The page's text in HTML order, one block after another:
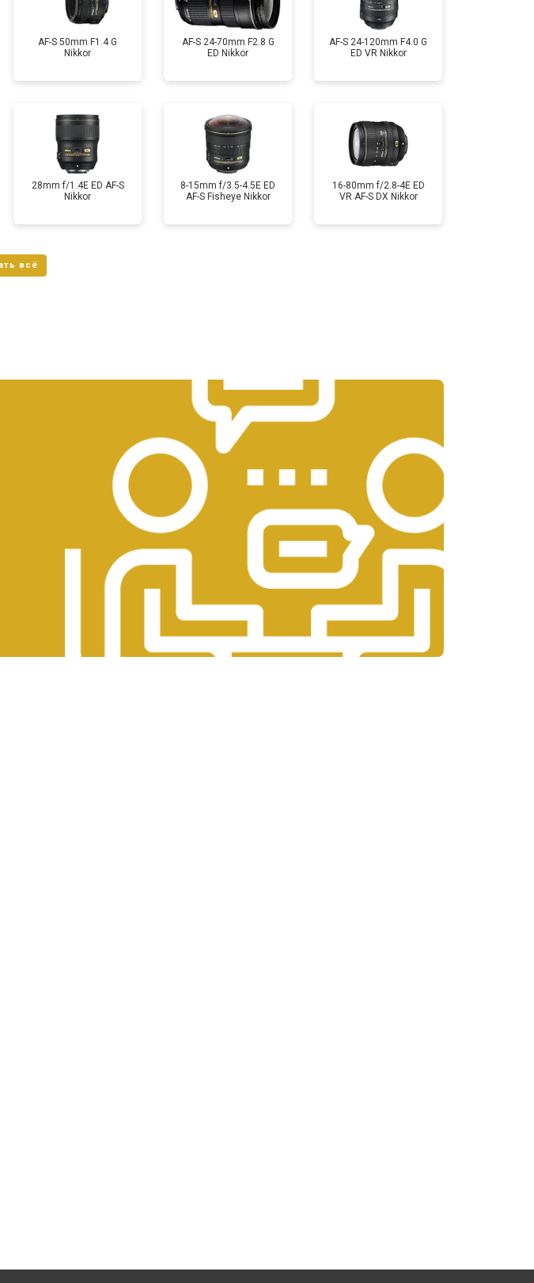
AF-S 50mm F1.4 G
Nikkor
AF-S 24-70mm F2.8 G
ED Nikkor
AF-S 24-120mm F4.0 G
ED VR Nikkor
28mm f/1.4E ED AF-S
Nikkor
8-15mm f/3.5-4.5E ED
AF-S Fisheye Nikkor
16-80mm f/2.8-4E ED
VR AF-S DX Nikkor